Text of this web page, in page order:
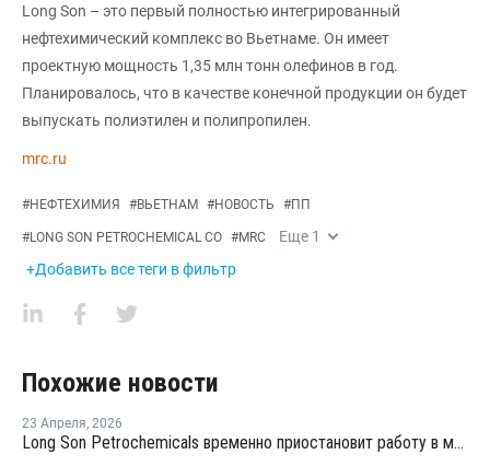
Long Son – это первый полностью интегрированный
нефтехимический комплекс во Вьетнаме. Он имеет
проектную мощность 1,35 млн тонн олефинов в год.
Планировалось, что в качестве конечной продукции он будет
выпускать полиэтилен и полипропилен.
mrc.ru
#НЕФТЕХИМИЯ #ВЬЕТНАМ #НОВОСТЬ #ПП
#LONG SON PETROCHEMICAL CO #MRC Еще 1
+Добавить все теги в фильтр
Похожие новости
23 Апреля, 2026
Long Son Petrochemicals временно приостановит работу в мае из-за проблем с сырьем